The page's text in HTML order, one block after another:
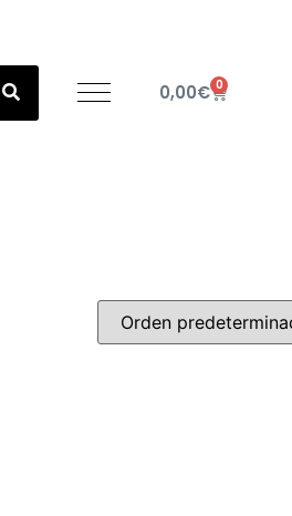
0,00€ 0